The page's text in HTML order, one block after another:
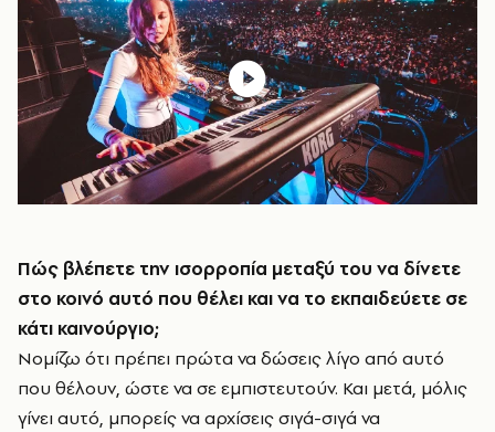
Πώς βλέπετε την ισορροπία μεταξύ του να δίνετε
στο κοινό αυτό που θέλει και να το εκπαιδεύετε σε
κάτι καινούργιο;
Νομίζω ότι πρέπει πρώτα να δώσεις λίγο από αυτό
που θέλουν, ώστε να σε εμπιστευτούν. Και μετά, μόλις
γίνει αυτό, μπορείς να αρχίσεις σιγά-σιγά να